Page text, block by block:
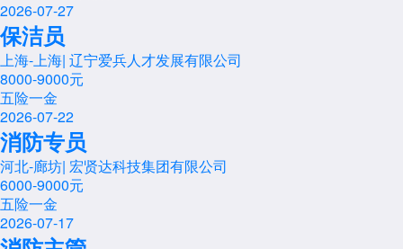
2026-07-27
保洁员
上海-上海| 辽宁爱兵人才发展有限公司
8000-9000元
五险一金
2026-07-22
消防专员
河北-廊坊| 宏贤达科技集团有限公司
6000-9000元
五险一金
2026-07-17